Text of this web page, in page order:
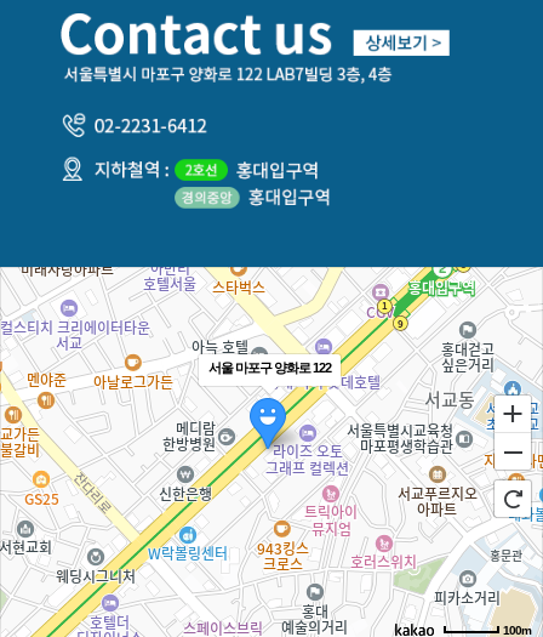
서울 마포구 양화로 122
100m